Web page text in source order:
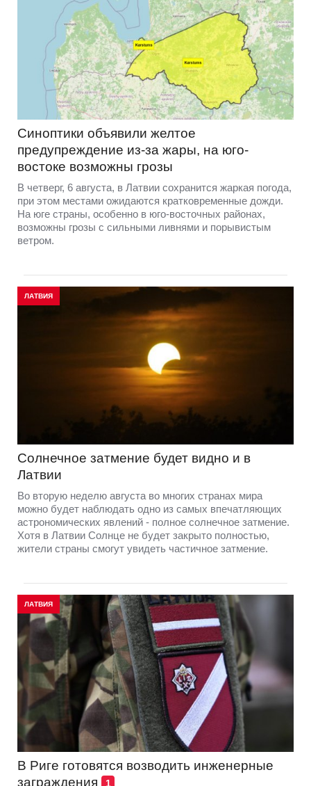
Синоптики объявили желтое
предупреждение из-за жары, на юго-
востоке возможны грозы
В четверг, 6 августа, в Латвии сохранится жаркая погода,
при этом местами ожидаются кратковременные дожди.
На юге страны, особенно в юго-восточных районах,
возможны грозы с сильными ливнями и порывистым
ветром.
ЛАТВИЯ
Солнечное затмение будет видно и в
Латвии
Во вторую неделю августа во многих странах мира
можно будет наблюдать одно из самых впечатляющих
астрономических явлений - полное солнечное затмение.
Хотя в Латвии Солнце не будет закрыто полностью,
жители страны смогут увидеть частичное затмение.
ЛАТВИЯ
В Риге готовятся возводить инженерные
заграждения
1